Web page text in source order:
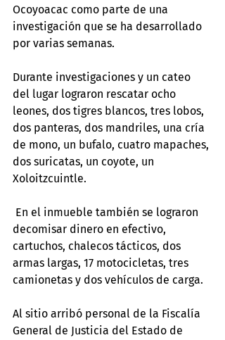
Ocoyoacac como parte de una
investigación que se ha desarrollado
por varias semanas.
Durante investigaciones y un cateo
del lugar lograron rescatar ocho
leones, dos tigres blancos, tres lobos,
dos panteras, dos mandriles, una cría
de mono, un bufalo, cuatro mapaches,
dos suricatas, un coyote, un
Xoloitzcuintle.
En el inmueble también se lograron
decomisar dinero en efectivo,
cartuchos, chalecos tácticos, dos
armas largas, 17 motocicletas, tres
camionetas y dos vehículos de carga.
Al sitio arribó personal de la Fiscalía
General de Justicia del Estado de